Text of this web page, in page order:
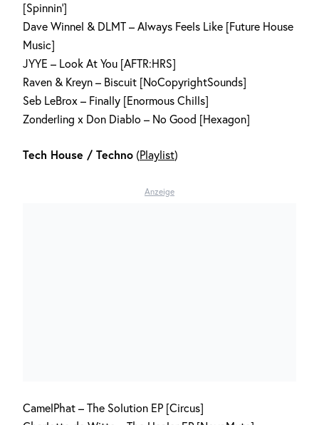
[Spinnin‘]
Dave Winnel & DLMT – Always Feels Like [Future House
Music]
JYYE – Look At You [AFTR:HRS]
Raven & Kreyn – Biscuit [NoCopyrightSounds]
Seb LeBrox – Finally [Enormous Chills]
Zonderling x Don Diablo – No Good [Hexagon]
Tech House / Techno (Playlist)
Anzeige
CamelPhat – The Solution EP [Circus]